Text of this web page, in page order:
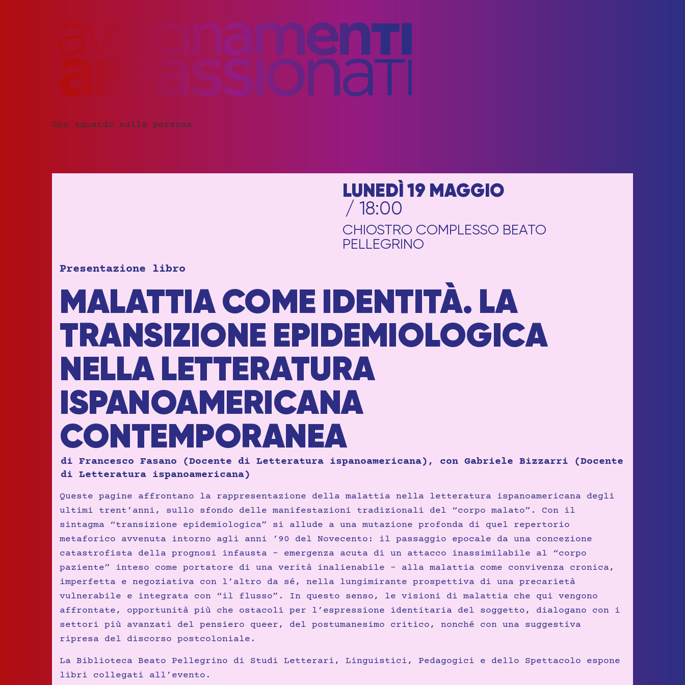
Uno sguardo sulla persona
LUNEDÌ 19 MAGGIO
/ 18:00
CHIOSTRO COMPLESSO BEATO
PELLEGRINO
Presentazione libro
MALATTIA COME IDENTITÀ. LA
TRANSIZIONE EPIDEMIOLOGICA
NELLA LETTERATURA
ISPANOAMERICANA
CONTEMPORANEA
di Francesco Fasano (Docente di Letteratura ispanoamericana), con Gabriele Bizzarri (Docente
di Letteratura ispanoamericana)
Queste pagine affrontano la rappresentazione della malattia nella letteratura ispanoamericana degli
ultimi trent’anni, sullo sfondo delle manifestazioni tradizionali del “corpo malato”. Con il
sintagma “transizione epidemiologica” si allude a una mutazione profonda di quel repertorio
metaforico avvenuta intorno agli anni ’90 del Novecento: il passaggio epocale da una concezione
catastrofista della prognosi infausta – emergenza acuta di un attacco inassimilabile al “corpo
paziente” inteso come portatore di una verità inalienabile – alla malattia come convivenza cronica,
imperfetta e negoziativa con l’altro da sé, nella lungimirante prospettiva di una precarietà
vulnerabile e integrata con “il flusso”. In questo senso, le visioni di malattia che qui vengono
affrontate, opportunità più che ostacoli per l’espressione identitaria del soggetto, dialogano con i
settori più avanzati del pensiero queer, del postumanesimo critico, nonché con una suggestiva
ripresa del discorso postcoloniale.
La Biblioteca Beato Pellegrino di Studi Letterari, Linguistici, Pedagogici e dello Spettacolo espone
libri collegati all’evento.